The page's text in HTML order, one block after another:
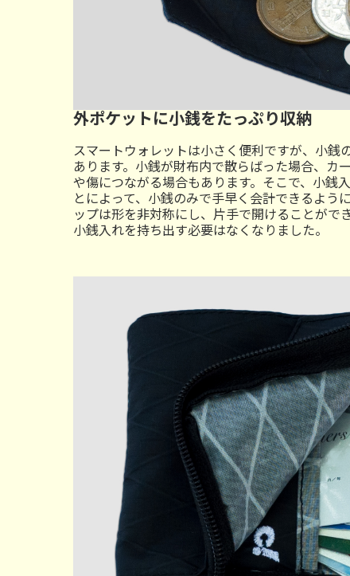
外ポケットに小銭をたっぷり収納
スマートウォレットは小さく便利ですが、小銭
あります。小銭が財布内で散らばった場合、カ
や傷につながる場合もあります。そこで、小銭
とによって、小銭のみで手早く会計できるよう
ップは形を非対称にし、片手で開けることがで
小銭入れを持ち出す必要はなくなりました。